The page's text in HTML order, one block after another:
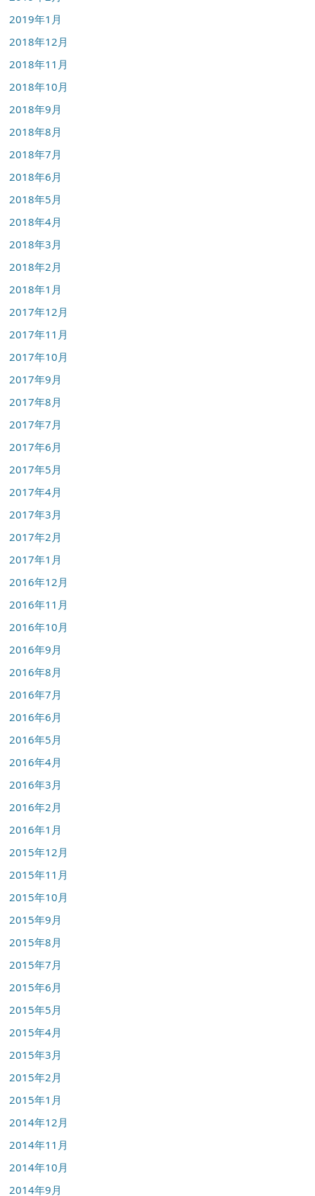
2019年1月
2018年12月
2018年11月
2018年10月
2018年9月
2018年8月
2018年7月
2018年6月
2018年5月
2018年4月
2018年3月
2018年2月
2018年1月
2017年12月
2017年11月
2017年10月
2017年9月
2017年8月
2017年7月
2017年6月
2017年5月
2017年4月
2017年3月
2017年2月
2017年1月
2016年12月
2016年11月
2016年10月
2016年9月
2016年8月
2016年7月
2016年6月
2016年5月
2016年4月
2016年3月
2016年2月
2016年1月
2015年12月
2015年11月
2015年10月
2015年9月
2015年8月
2015年7月
2015年6月
2015年5月
2015年4月
2015年3月
2015年2月
2015年1月
2014年12月
2014年11月
2014年10月
2014年9月